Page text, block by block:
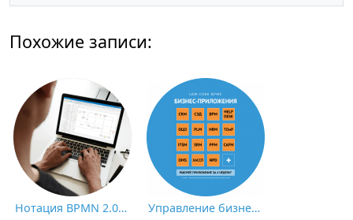
Похожие записи:
Нотация BPMN 2.0: ключевые элементы и описание Управление бизнес-процессами – всё, что нужно знать